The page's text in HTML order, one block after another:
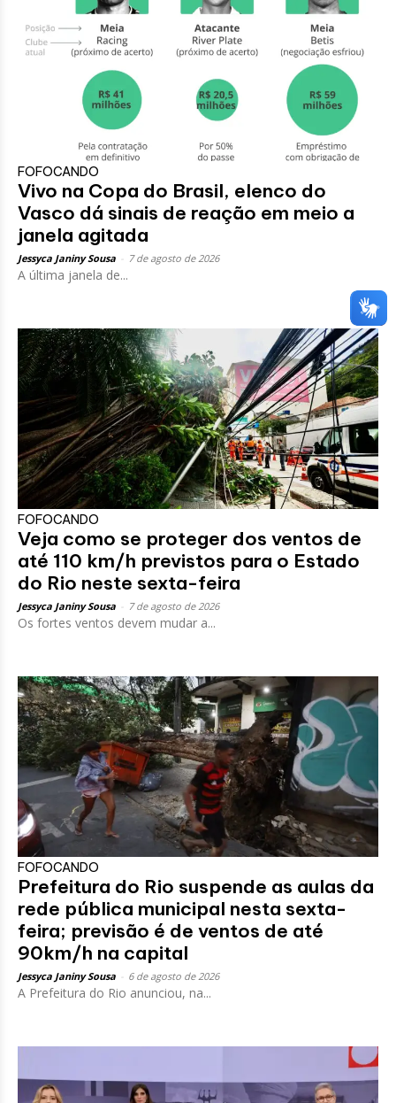
FOFOCANDO
Vivo na Copa do Brasil, elenco do
Vasco dá sinais de reação em meio a
janela agitada
Jessyca Janiny Sousa 7 de agosto de 2026
A última janela de...
FOFOCANDO
Veja como se proteger dos ventos de
até 110 km/h previstos para o Estado
do Rio neste sexta-feira
Jessyca Janiny Sousa 7 de agosto de 2026
Os fortes ventos devem mudar a...
FOFOCANDO
Prefeitura do Rio suspende as aulas da
rede pública municipal nesta sexta-
feira; previsão é de ventos de até
90km/h na capital
Jessyca Janiny Sousa 6 de agosto de 2026
A Prefeitura do Rio anunciou, na...